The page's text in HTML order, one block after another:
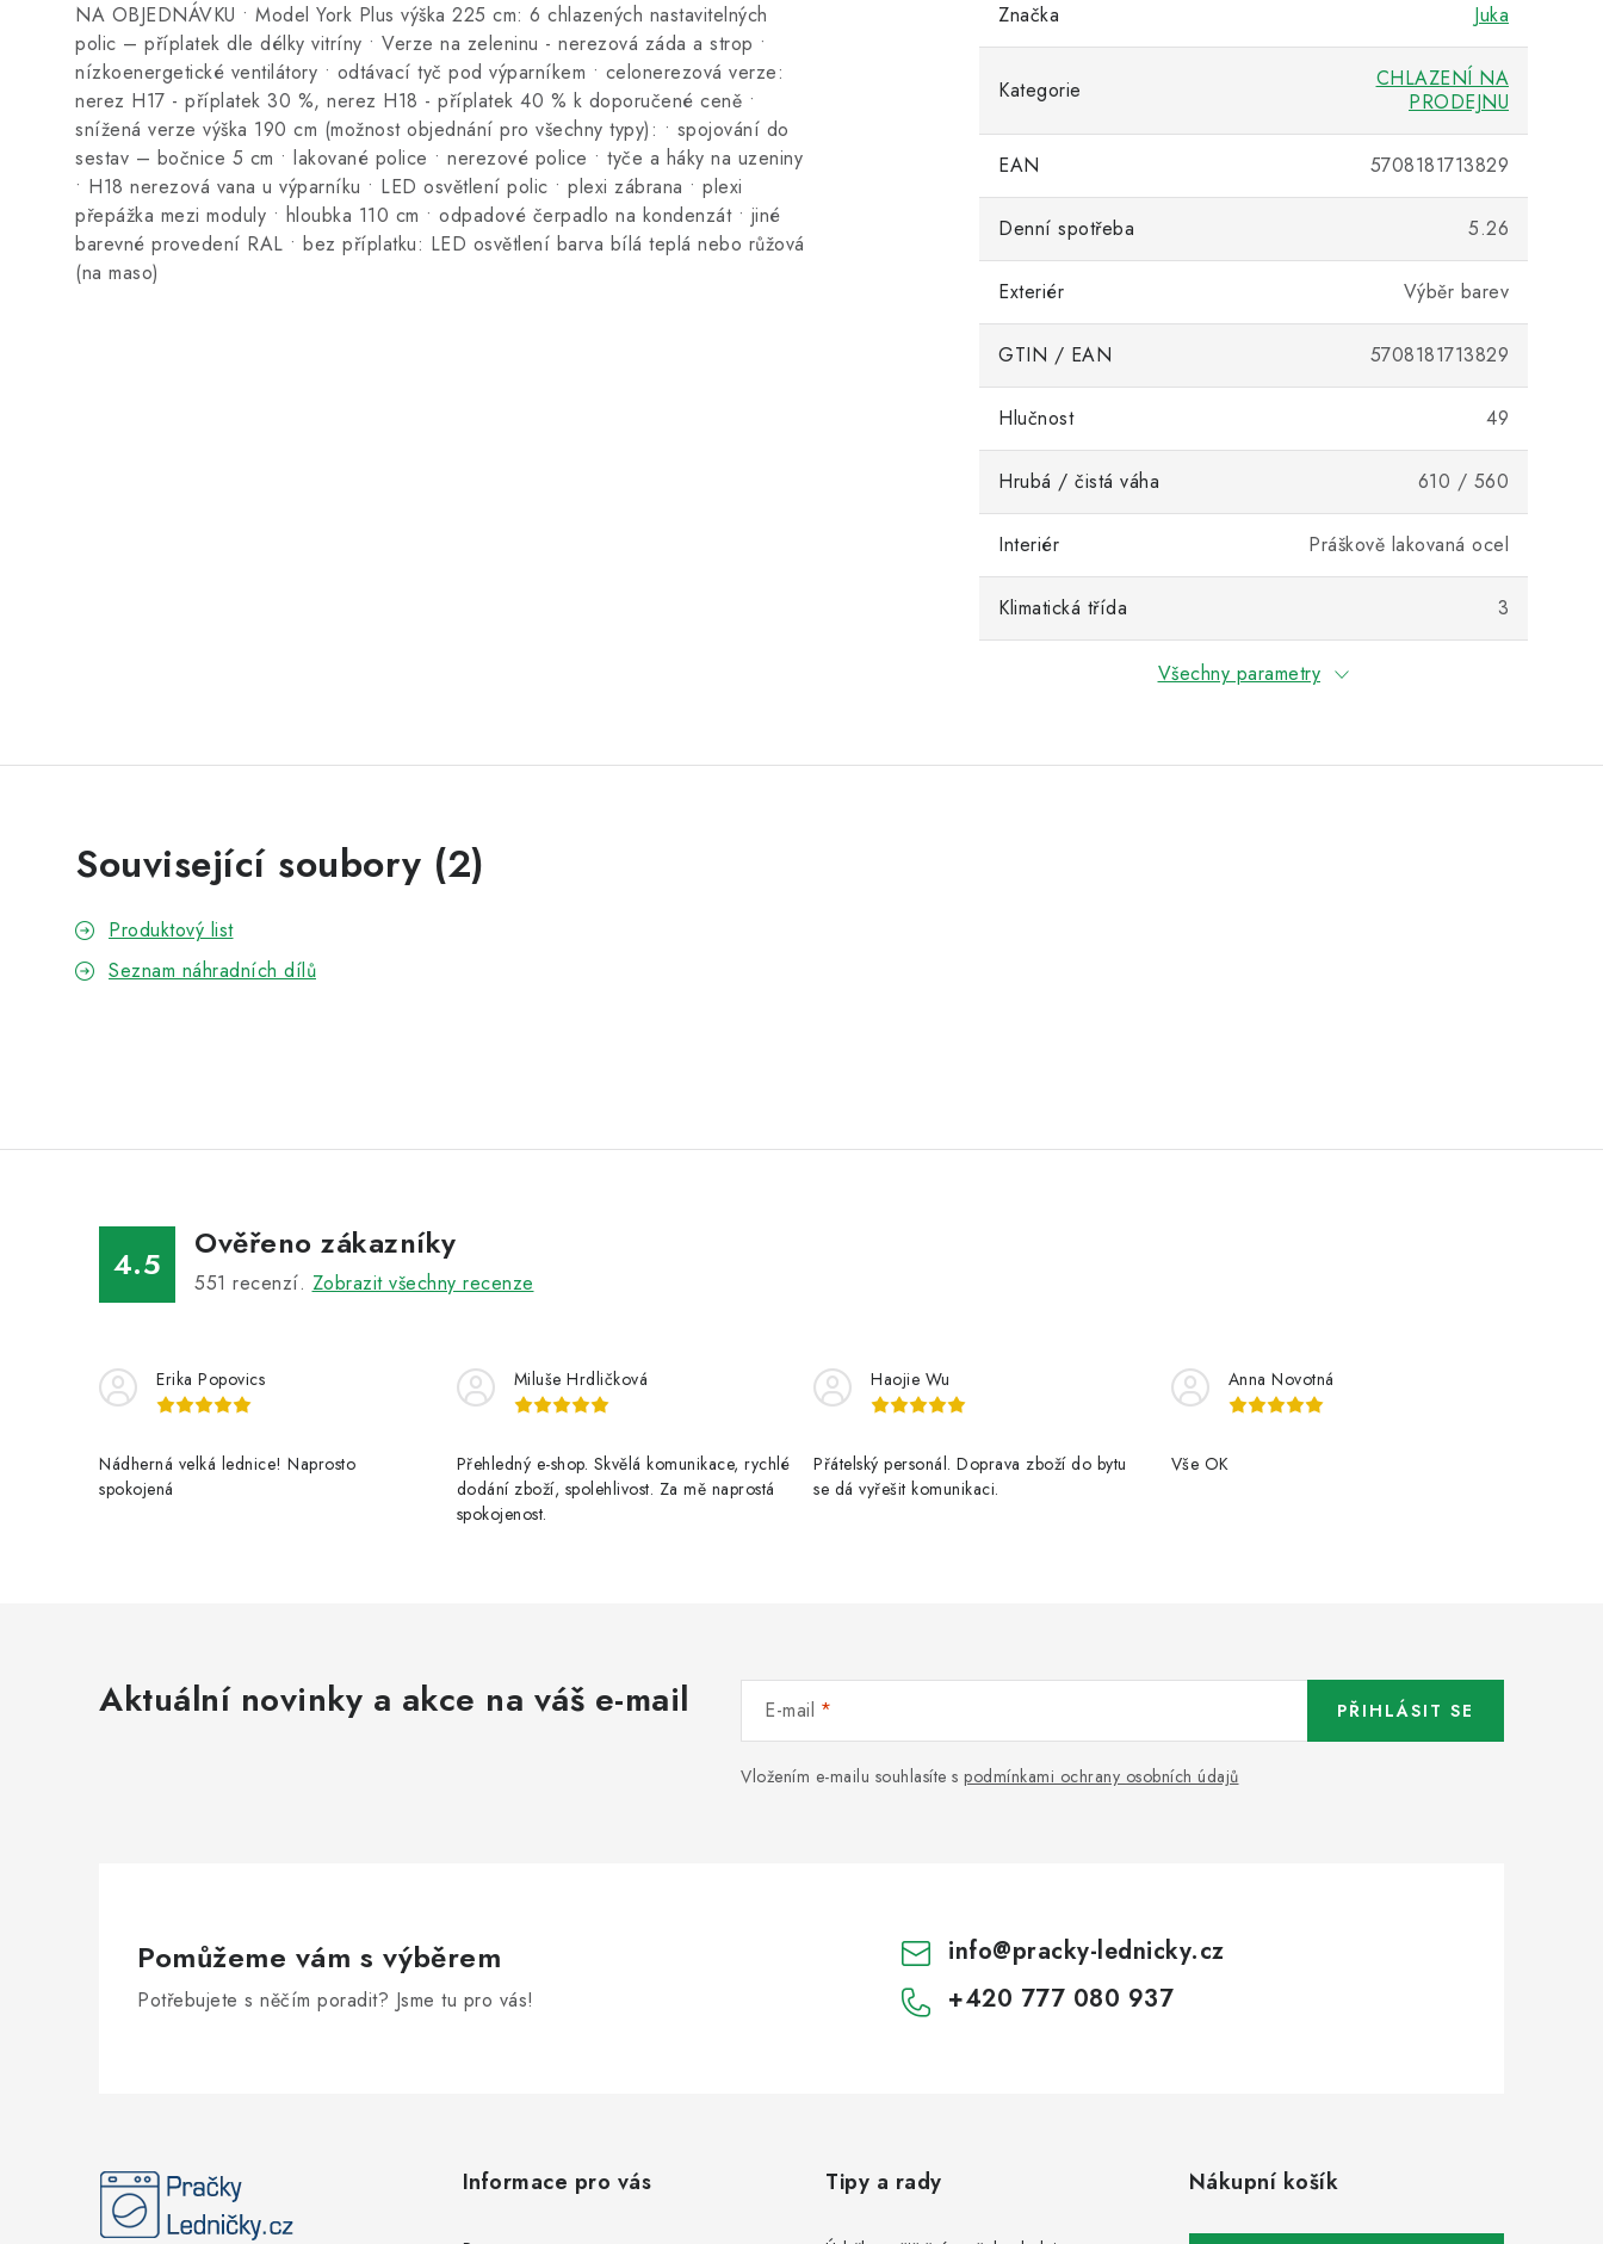
NA OBJEDNÁVKU • Model York Plus výška 225 cm: 6 chlazených nastavitelných
polic – příplatek dle délky vitríny • Verze na zeleninu - nerezová záda a strop •
nízkoenergetické ventilátory • odtávací tyč pod výparníkem • celonerezová verze:
nerez H17 - příplatek 30 %, nerez H18 - příplatek 40 % k doporučené ceně •
snížená verze výška 190 cm (možnost objednání pro všechny typy): • spojování do
sestav – bočnice 5 cm • lakované police • nerezové police • tyče a háky na uzeniny
• H18 nerezová vana u výparníku • LED osvětlení polic • plexi zábrana • plexi
přepážka mezi moduly • hloubka 110 cm • odpadové čerpadlo na kondenzát • jiné
barevné provedení RAL • bez příplatku: LED osvětlení barva bílá teplá nebo růžová
(na maso)
Značka Juka
Kategorie
CHLAZENÍ NA
PRODEJNU
EAN 5708181713829
Denní spotřeba 5.26
Exteriér Výběr barev
GTIN / EAN 5708181713829
Hlučnost 49
Hrubá / čistá váha 610 / 560
Interiér Práškově lakovaná ocel
Klimatická třída 3
Všechny parametry
Související soubory (2)
Produktový list
Seznam náhradních dílů
4.5
Ověřeno zákazníky
551 recenzí. Zobrazit všechny recenze
Erika Popovics
Nádherná velká lednice! Naprosto
spokojená
Miluše Hrdličková
Přehledný e-shop. Skvělá komunikace, rychlé
dodání zboží, spolehlivost. Za mě naprostá
spokojenost.
Haojie Wu
Přátelský personál. Doprava zboží do bytu
se dá vyřešit komunikaci.
Anna Novotná
Vše OK
Aktuální novinky a akce na váš e-mail E-mail
Vložením e-mailu souhlasíte s podmínkami ochrany osobních údajů
PŘIHLÁSIT SE
Pomůžeme vám s výběrem
Potřebujete s něčím poradit? Jsme tu pro vás!
info@pracky-lednicky.cz
+420 777 080 937
Informace pro vás Tipy a rady Nákupní košík